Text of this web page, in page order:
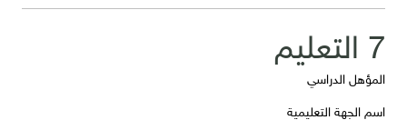
7 التعليم
المؤهل الدراسي
اسم الجهة التعليمية